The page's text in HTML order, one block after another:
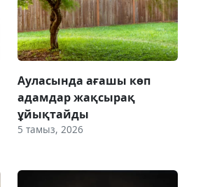
Ауласында ағашы көп
адамдар жақсырақ
ұйықтайды
5 тамыз, 2026